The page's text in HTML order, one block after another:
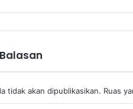
tidak akan dipublikasikan. Ruas